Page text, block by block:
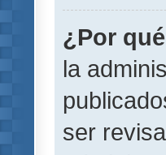
¿Por
la
ser